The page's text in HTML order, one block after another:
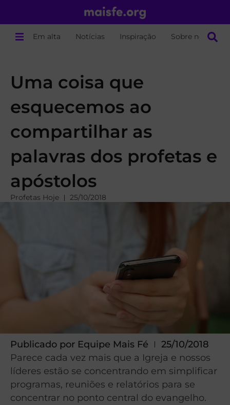
Em alta Notícias Inspiração Sobre nós
Uma coisa que
esquecemos ao
compartilhar as
palavras dos profetas e
apóstolos
Profetas Hoje 25/10/2018
Publicado por Equipe Mais Fé
25/10/2018
Parece cada vez mais que a Igreja e nossos
líderes estão se concentrando em simplificar
programas, reuniões e relatórios para se
concentrar no ponto central do evangelho.